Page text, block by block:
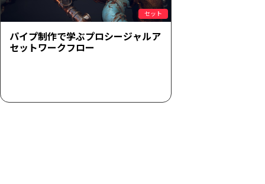
セット
パイプ制作で学ぶプロシージャルア
セットワークフロー